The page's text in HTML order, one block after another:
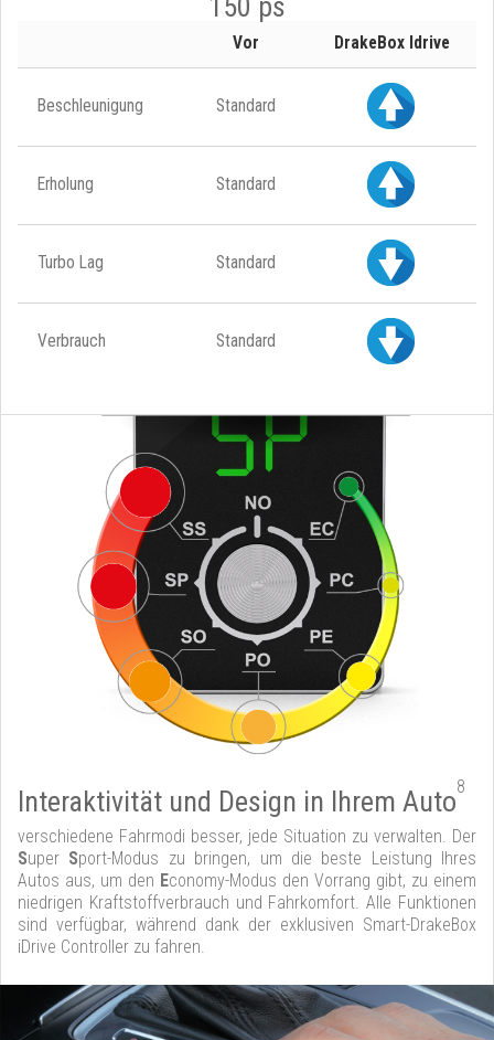
Vor DrakeBox Idrive
Beschleunigung Standard
Erholung Standard
Turbo Lag Standard
Verbrauch Standard
Interaktivität und Design in Ihrem Auto8
verschiedene Fahrmodi besser, jede Situation zu verwalten. Der
Super Sport-Modus zu bringen, um die beste Leistung Ihres
Autos aus, um den Economy-Modus den Vorrang gibt, zu einem
niedrigen Kraftstoffverbrauch und Fahrkomfort. Alle Funktionen
sind verfügbar, während dank der exklusiven Smart-DrakeBox
iDrive Controller zu fahren.